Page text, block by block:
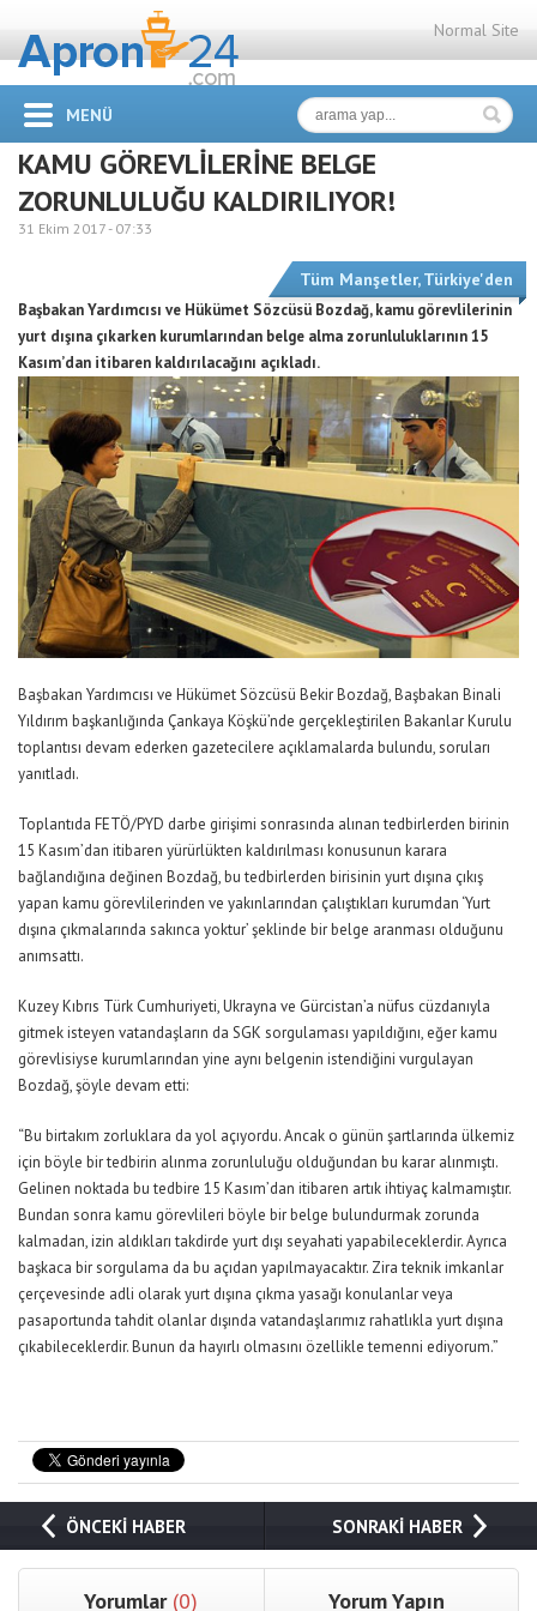
Normal Site
MENÜ
KAMU GÖREVLİLERİNE BELGE
ZORUNLULUĞU KALDIRILIYOR!
31 Ekim 2017 - 07:33
Tüm Manşetler,Türkiye'den
Başbakan Yardımcısı ve Hükümet Sözcüsü Bozdağ, kamu görevlilerinin
yurt dışına çıkarken kurumlarından belge alma zorunluluklarının 15
Kasım’dan itibaren kaldırılacağını açıkladı.
Başbakan Yardımcısı ve Hükümet Sözcüsü Bekir Bozdağ, Başbakan Binali
Yıldırım başkanlığında Çankaya Köşkü’nde gerçekleştirilen Bakanlar Kurulu
toplantısı devam ederken gazetecilere açıklamalarda bulundu, soruları
yanıtladı.
Toplantıda FETÖ/PYD darbe girişimi sonrasında alınan tedbirlerden birinin
15 Kasım’dan itibaren yürürlükten kaldırılması konusunun karara
bağlandığına değinen Bozdağ, bu tedbirlerden birisinin yurt dışına çıkış
yapan kamu görevlilerinden ve yakınlarından çalıştıkları kurumdan ‘Yurt
dışına çıkmalarında sakınca yoktur’ şeklinde bir belge aranması olduğunu
anımsattı.
Kuzey Kıbrıs Türk Cumhuriyeti, Ukrayna ve Gürcistan’a nüfus cüzdanıyla
gitmek isteyen vatandaşların da SGK sorgulaması yapıldığını, eğer kamu
görevlisiyse kurumlarından yine aynı belgenin istendiğini vurgulayan
Bozdağ, şöyle devam etti:
“Bu birtakım zorluklara da yol açıyordu. Ancak o günün şartlarında ülkemiz
için böyle bir tedbirin alınma zorunluluğu olduğundan bu karar alınmıştı.
Gelinen noktada bu tedbire 15 Kasım’dan itibaren artık ihtiyaç kalmamıştır.
Bundan sonra kamu görevlileri böyle bir belge bulundurmak zorunda
kalmadan, izin aldıkları takdirde yurt dışı seyahati yapabileceklerdir. Ayrıca
başkaca bir sorgulama da bu açıdan yapılmayacaktır. Zira teknik imkanlar
çerçevesinde adli olarak yurt dışına çıkma yasağı konulanlar veya
pasaportunda tahdit olanlar dışında vatandaşlarımız rahatlıkla yurt dışına
çıkabileceklerdir. Bunun da hayırlı olmasını özellikle temenni ediyorum.”
ÖNCEKİ HABER SONRAKİ HABER
Yorumlar (0) Yorum Yapın